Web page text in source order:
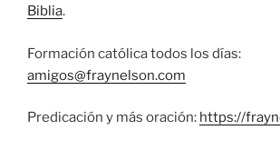
Biblia.
Formación católica todos los días:
amigos@fraynelson.com
Predicación y más oración: https://